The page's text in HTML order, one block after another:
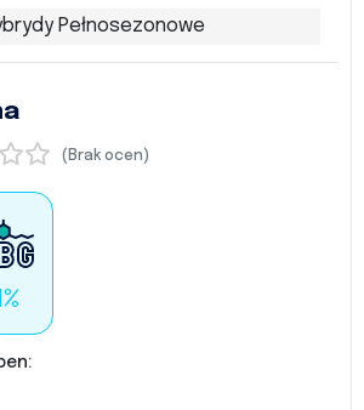
Pełnosezonowe
(Brak ocen)